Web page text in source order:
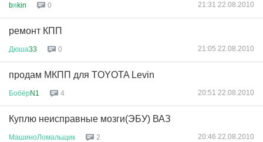
bяkin 0 21:31 22.08.2010
ремонт КПП
Дюша33 0 21:05 22.08.2010
продам МКПП для TOYOTA Levin
БобёрN1 4 20:51 22.08.2010
Куплю неисправные мозги(ЭБУ) ВАЗ
МашиноЛомальщик 2 20:46 22.08.2010